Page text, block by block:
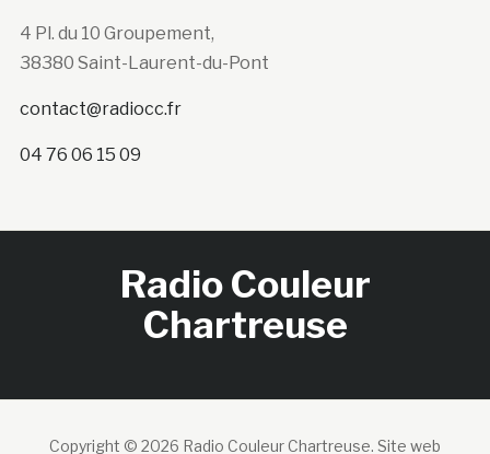
4 Pl. du 10 Groupement,
38380 Saint-Laurent-du-Pont
contact@radiocc.fr
04 76 06 15 09
Radio Couleur
Chartreuse
Copyright © 2026 Radio Couleur Chartreuse. Site web